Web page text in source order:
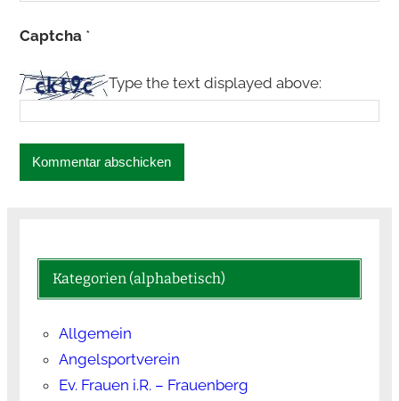
Captcha *
Type the text displayed above:
Kategorien (alphabetisch)
Allgemein
Angelsportverein
Ev. Frauen i.R. – Frauenberg